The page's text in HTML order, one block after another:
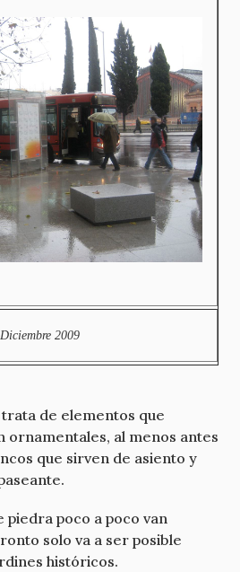
Diciembre 2009
trata de elementos que
ornamentales, al menos antes
que sirven de asiento y
piedra poco a poco van
solo va a ser posible
históricos.